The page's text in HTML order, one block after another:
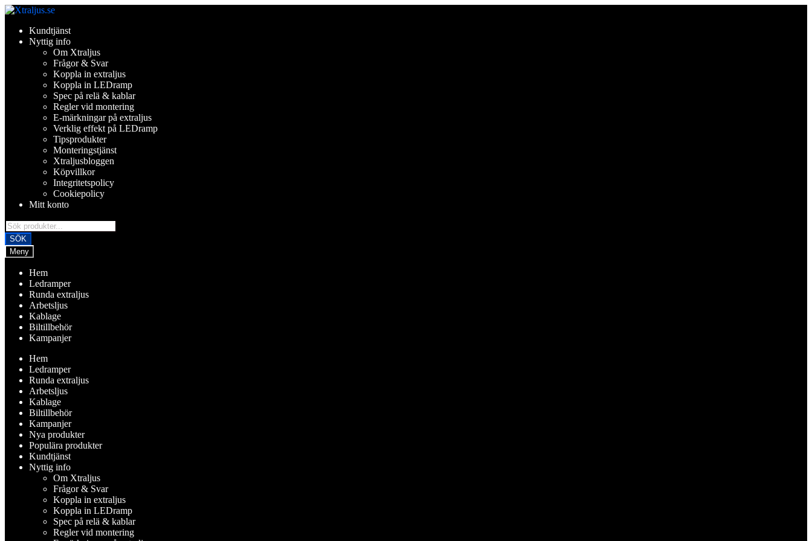
Hoppa
navigering
Hoppa
innehållKundtjänst
Nyttig info
Om Xtraljus
Frågor & Svar
Koppla in extraljus
Koppla in LEDramp
Spec på relä & kablar
Regler vid montering
E-märkningar på extraljus
Verklig effekt på LEDramp
Tipsprodukter
Monteringstjänst
Xtraljusbloggen
Köpvillkor
Integritetspolicy
Cookiepolicy
Mitt konto
Products
search
SÖK
Meny
Hem
Ledramper
Runda extraljus
Arbetsljus
Kablage
Biltillbehör
Kampanjer
Hem
Ledramper
Runda extraljus
Arbetsljus
Kablage
Biltillbehör
Kampanjer
Nya produkter
Populära produkter
Kundtjänst
Nyttig info
Om Xtraljus
Frågor & Svar
Koppla in extraljus
Koppla in LEDramp
Spec på relä & kablar
Regler vid montering